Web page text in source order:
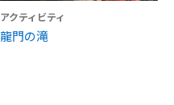
アクティビティ
龍門の滝